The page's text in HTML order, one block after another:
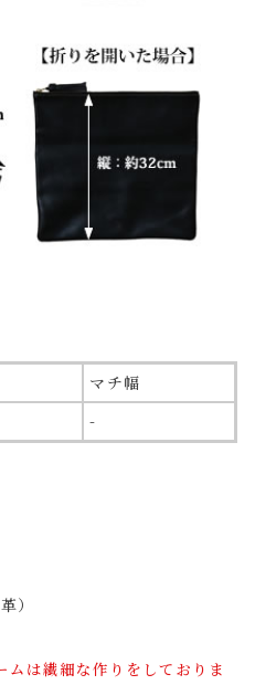
マチ幅
-
）
は繊細な作りをしておりま